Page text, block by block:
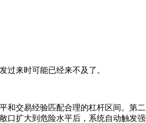
过来时可能已经来不及了。
交易经验匹配合理的杠杆区间。第二
扩大到危险水平后，系统自动触发强